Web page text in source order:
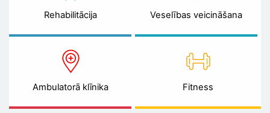
Rehabilitācija Veselības veicināšana
Ambulatorā klīnika Fitness